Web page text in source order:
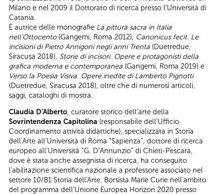
Milano e nel 2009 il Dottorato di ricerca presso l’Università di
Catania.
È autrice delle monografie La pittura sacra in Italia
nell’Ottocento(Gangemi, Roma 2012), Canonicus fecit. Le
incisioni di Pietro Annigoni negli anni Trenta (Duetredue,
Siracusa 2018), Storie di incisori. Opere e protagonisti della
grafica moderna e contemporanea (Gangemi, Roma 2019) e
Verso la Poesia Visiva. Opere inedite di Lamberto Pignotti
(Duetredue, Siracusa 2018), oltre che di numerosi articoli,
saggi, cataloghi di mostra.
Claudia D’Alberto, curatore storico dell’arte della
Sovrintendenza Capitolina (responsabile dell’Ufficio
Coordinamento attività didattiche), specializzata in Storia
dell’Arte all’Università di Roma “Sapienza”, dottore di ricerca
europeo all’Università “G. D’Annunzio” di Chieti-Pescara,
dove è stata anche assegnista di ricerca, ha conseguito
l’abilitazione scientifica nazionale a professore associato nel
settore 10/B1 Storia dell'Arte. Borsista Marie Curie nell’ambito
del programma dell’Unione Europea Horizon 2020 presso